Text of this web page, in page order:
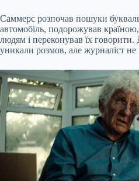
Саммерс розпочав пошуки
автомобіль, подорожував
людям і переконував їх говорити.
уникали розмов, але журналіст не